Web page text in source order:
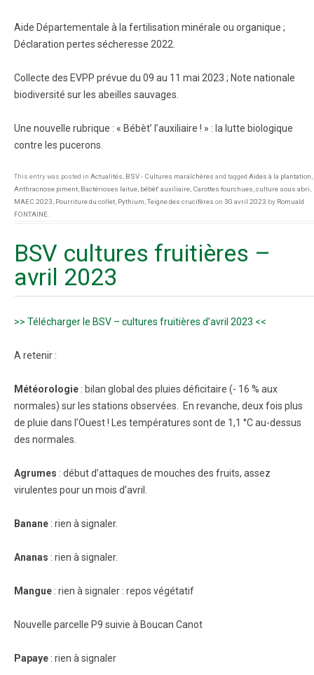
Aide Départementale à la fertilisation minérale ou organique ;
Déclaration pertes sécheresse 2022.
Collecte des EVPP prévue du 09 au 11 mai 2023 ; Note nationale
biodiversité sur les abeilles sauvages.
Une nouvelle rubrique : « Bébèt’ l’auxiliaire ! » : la lutte biologique
contre les pucerons.
This entry was posted in Actualités BSV - Cultures maraîchères and tagged Aides à la plantation
Anthracnose piment Bactérioses laitue bébèt' auxiliaire Carottes fourchues culture sous abri
MAEC 2023 Pourriture du collet Pythium Teigne des crucifères on 30 avril 2023 by Romuald
FONTAINE
BSV cultures fruitières –
avril 2023
>> Télécharger le BSV – cultures fruitières d’avril 2023 <<
A retenir :
Météorologie : bilan global des pluies déficitaire (- 16 % aux
normales) sur les stations observées. En revanche, deux fois plus
de pluie dans l’Ouest ! Les températures sont de 1,1 °C au-dessus
des normales.
Agrumes : début d’attaques de mouches des fruits, assez
virulentes pour un mois d’avril.
Banane : rien à signaler.
Ananas : rien à signaler.
Mangue : rien à signaler : repos végétatif
Nouvelle parcelle P9 suivie à Boucan Canot
Papaye : rien à signaler